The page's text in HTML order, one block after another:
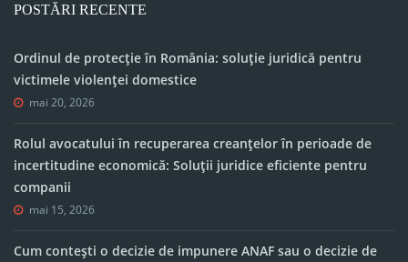
POSTĂRI RECENTE
Ordinul de protecție în România: soluție juridică pentru
victimele violenței domestice
mai 20, 2026
Rolul avocatului în recuperarea creanțelor în perioade de
incertitudine economică: Soluții juridice eficiente pentru
companii
mai 15, 2026
Cum contești o decizie de impunere ANAF sau o decizie de